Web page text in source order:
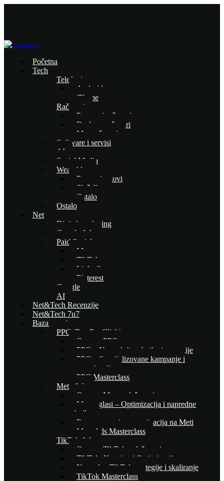
Početna
Tech
Telefoni
Android
iPhone
Računari
Prenosni računari
Desktop računari
Mac računari
Software i servisi
AI
Social Media
Wearables
Pametni satovi
Slušalice
Ostalo
Ostalo
Net
Digital marketing
Google Ads
Paid Social
Meta
TikTok
Linkedin
Pinterest
Google
AI
Net&Tech Recenzije
Net&Tech 7u7
Baza znanja
PPC (Pay Per Click)
Osnove PPC-a
PPC – Naprednije tehnike i strategije
PPC – Specijalizovane kampanje i
automatizacija
PPC Masterclass
Meta Ads
Osnove Meta oglašavanja
Meta oglasi – Optimizacija i napredne
tehnike
E-commerce i automatizacija na Meti
Meta Ads Masterclass
TikTok Ads
Osnove TikTok oglašavanja
TikTok: Kreativa i Optimizacija
Napredne TikTok strategije i skaliranje
TikTok Masterclass